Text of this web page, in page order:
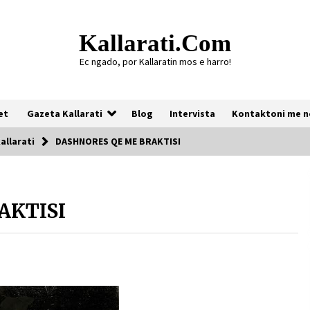
Kallarati.com
Ec ngado, por Kallaratin mos e harro!
Gazeta Kallarati Blog Intervista Kontaktoni me
07/07/2026
DASHNORES QE ME BRAKTISI